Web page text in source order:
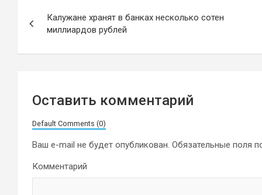
по
записям
Калужане хранят в банках несколько сотен
миллиардов рублей
Оставить комментарий
Default Comments (0)
Ваш e-mail не будет опубликован. Обязательные поля
Комментарий